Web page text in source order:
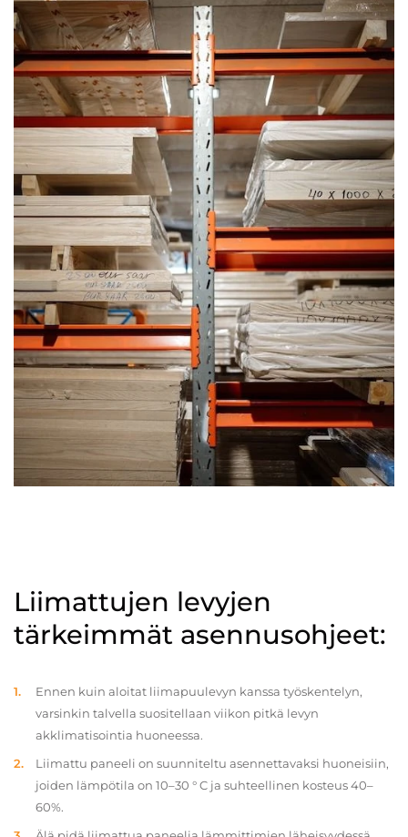
Liimattujen levyjen
tärkeimmät asennusohjeet:
Ennen kuin aloitat liimapuulevyn kanssa työskentelyn,
varsinkin talvella suositellaan viikon pitkä levyn
akklimatisointia huoneessa.
Liimattu paneeli on suunniteltu asennettavaksi huoneisiin,
joiden lämpötila on 10–30 ° C ja suhteellinen kosteus 40–
60%.